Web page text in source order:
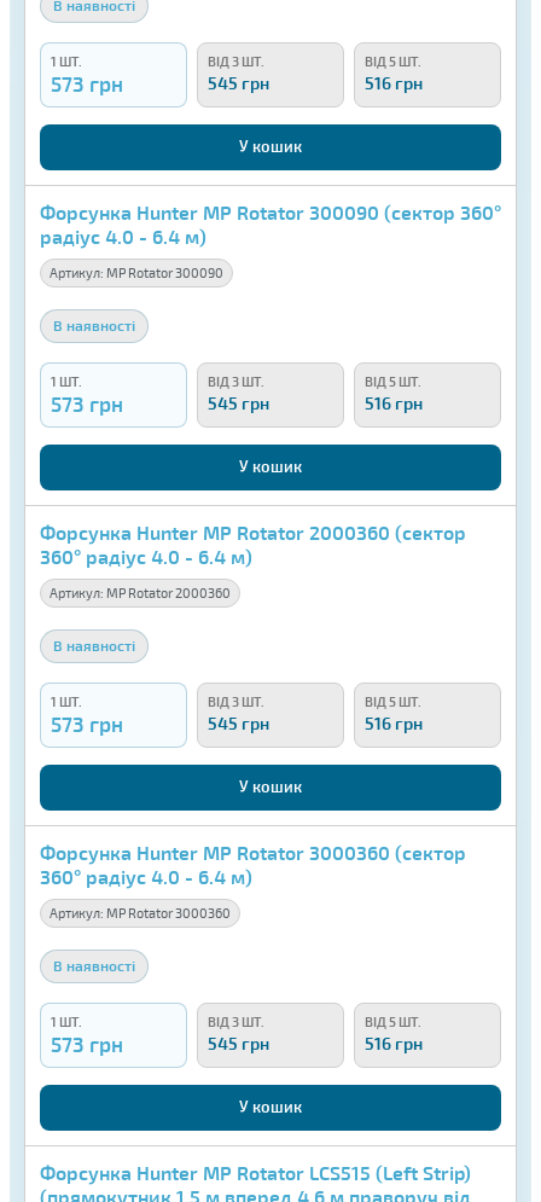
В наявності
1 ШТ.
573 грн
ВІД 3 ШТ.
545 грн
ВІД 5 ШТ.
516 грн
У кошик
Форсунка Hunter MP Rotator 300090 (сектор 360°
радіус 4.0 - 6.4 м)
Артикул: MP Rotator 300090
В наявності
1 ШТ.
573 грн
ВІД 3 ШТ.
545 грн
ВІД 5 ШТ.
516 грн
У кошик
Форсунка Hunter MP Rotator 2000360 (сектор
360° радіус 4.0 - 6.4 м)
Артикул: MP Rotator 2000360
В наявності
1 ШТ.
573 грн
ВІД 3 ШТ.
545 грн
ВІД 5 ШТ.
516 грн
У кошик
Форсунка Hunter MP Rotator 3000360 (сектор
360° радіус 4.0 - 6.4 м)
Артикул: MP Rotator 3000360
В наявності
1 ШТ.
573 грн
ВІД 3 ШТ.
545 грн
ВІД 5 ШТ.
516 грн
У кошик
Форсунка Hunter MP Rotator LCS515 (Left Strip)
(прямокутник 1.5 м вперед 4.6 м праворуч від